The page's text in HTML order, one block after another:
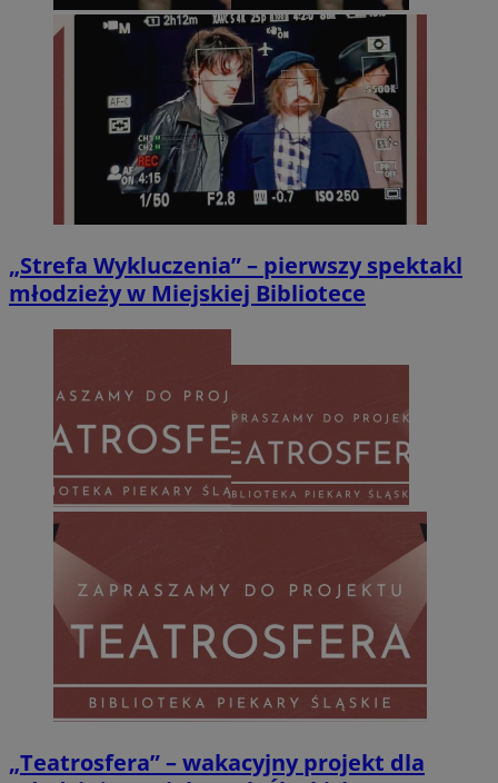
„Strefa Wykluczenia” – pierwszy spektakl
młodzieży w Miejskiej Bibliotece
„Teatrosfera” – wakacyjny projekt dla